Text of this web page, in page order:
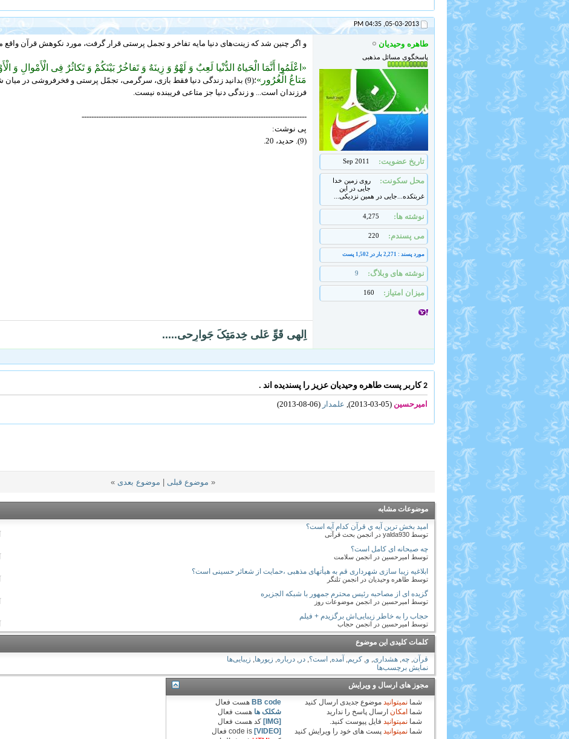
05-03-2013,
04:35 PM
طاهره وحیدیان
پاسخگوی مسائل مذهبی
تاریخ عضویت Sep 2011
محل سکونت
روی زمین خدا
جایی در این
غربتکده...جایی در همین نزدیکی...
نوشته ها 4,275
می پسندم 220
مورد پسند : 2,271 بار در 1,502 پست
نوشته های وبلاگ 9
میزان امتیاز 160
و اگر چنین شد که زینت‌های دنیا مایه تفاخر و تجمل پرستی قرار گرفت، مورد نکوهش قرآن
«اعْلَمُوا أَنَّمَا الْحَیاهُ الدُّنْیا لَعِبٌ وَ لَهْوٌ وَ زِینَهٌ وَ تَفاخُرٌ بَیْنَکُمْ وَ تَکاثُرٌ فِی الْأَمْوالِ وَ
مَتاعُ الْغُرُور»
؛(9) بدانید زندگی دنیا فقط بازی، سرگرمی، تجمّل پرستی و فخرفروشی در
فرزندان است... و زندگى دنیا جز متاعى فریبنده نیست.
---------------------------------------------------------------------------------------------
پی نوشت:
(9). حدید، 20.
اِلهی قَوِّ عَلی خِدمَتِکَ جَوارِحی.....
2 کاربر پست طاهره وحیدیان عزیز را پسندیده اند .
امیرحسین (05-03-2013), علمدار (06-08-2013)
« موضوع قبلی موضوع بعدی »
موضوعات مشابه
اميد بخش ترين آيه ي قرآن کدام آيه است؟
توسط yalda930 در انجمن بحث قرآنی
چه صبحانه ای کامل است؟
توسط امیرحسین در انجمن سلامت
ابلاغیه زیبا سازی شهرداری قم به هیأتهای مذهبی ،حمایت از شعائر حسینی است؟
توسط طاهره وحیدیان در انجمن تلنگر
گزیده ای از مصاحبه رئیس محترم جمهور با شبکه الجزیره
توسط امیرحسین در انجمن موضوعات روز
حجاب را به خاطر زیبایی‌اش برگزیدم + فیلم
توسط امیرحسین در انجمن حجاب
کلمات کلیدی این موضوع
قرآن, چه, هشداری, و, کریم, آمده, است؟, در , درباره, زیورها, زیبایى‏‌ها
نمایش برچسب‌ها
مجوز های ارسال و ویرایش
شما نمیتوانیدموضوع جدیدی ارسال کنید
شما امکانارسال پاسخ را ندارید
شما نمیتوانیدفایل پیوست کنید.
شما نمیتوانیدپست های خود را ویرایش کنید
BB code هست فعال
شکلک ها هست فعال
[IMG]
کد هست فعال
[VIDEO]
فعال